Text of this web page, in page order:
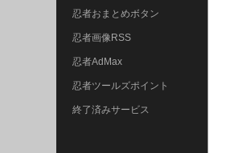
忍者おまとめボタン
忍者画像RSS
忍者AdMax
忍者ツールズポイント
終了済みサービス